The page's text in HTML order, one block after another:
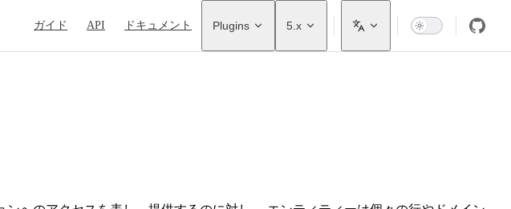
ガイド API ドキュメント Plugins 5.x